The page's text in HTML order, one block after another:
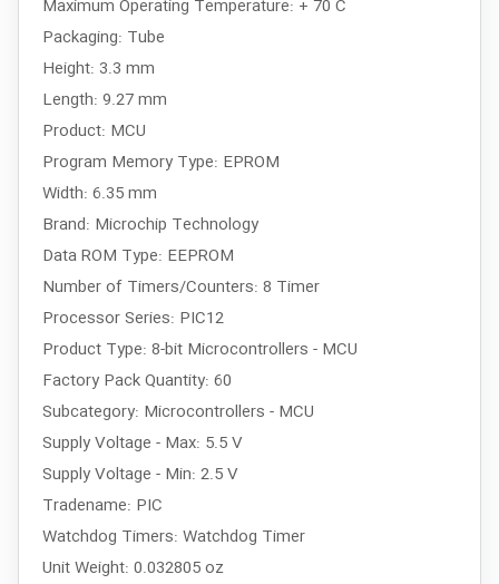
Maximum Operating Temperature: + 70 C
Packaging: Tube
Height: 3.3 mm
Length: 9.27 mm
Product: MCU
Program Memory Type: EPROM
Width: 6.35 mm
Brand: Microchip Technology
Data ROM Type: EEPROM
Number of Timers/Counters: 8 Timer
Processor Series: PIC12
Product Type: 8-bit Microcontrollers - MCU
Factory Pack Quantity: 60
Subcategory: Microcontrollers - MCU
Supply Voltage - Max: 5.5 V
Supply Voltage - Min: 2.5 V
Tradename: PIC
Watchdog Timers: Watchdog Timer
Unit Weight: 0.032805 oz